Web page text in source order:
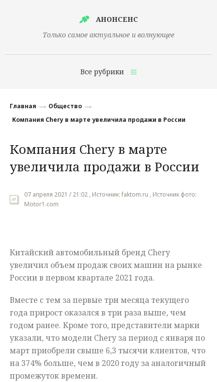
АНОНСЕНС
Только самое актуальное и волнующее
Все рубрики
Финансы
Наука
Культура
Общество
Происшествия
Главная
Общество
Компания Chery в марте увеличила продажи в России
Компания Chery в марте
увеличила продажи в России
07 апреля 2021 / 21:02 , Источник: faktom.ru , Источник фото:
Motor1.com
Китайский автомобильный бренд Chery
увеличил объем продаж своих машин на рынке
России в первом квартале 2021 года.
Вместе с тем за первые три месяца текущего
года прирост оказался в три раза выше, чем
годом ранее. Кроме того, представители марки
указали, что модели Chery за период с января по
март приобрели свыше 6,3 тысячи клиентов, что
на 374% больше, чем в 2020 году за аналогичный
промежуток времени.